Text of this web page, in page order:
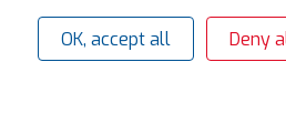
OK, accept all Deny